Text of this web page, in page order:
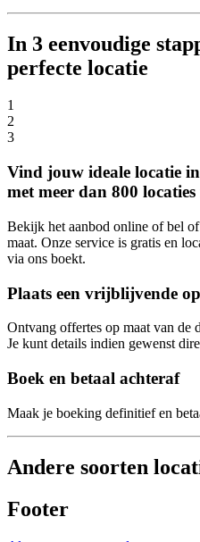
In 3 eenvoudige
perfecte locatie
1
2
3
Vind jouw ideale locatie
met meer dan 800
Bekijk het aanbod online of bel
maat. Onze service is gratis en
via ons boekt.
Plaats een vrijblijvende
Ontvang offertes op maat van de
Je kunt details indien gewenst
Boek en betaal achteraf
Maak je boeking definitief en
Andere soorten
Footer